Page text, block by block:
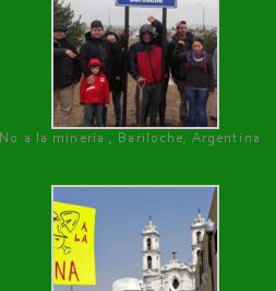
No a la minería , Bariloche, Argentina